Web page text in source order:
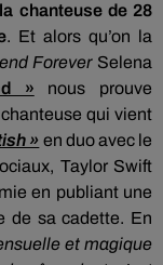
la chanteuse de 28
. Et alors qu’on la
ForeverSelena
» nous prouve
qui vient
» en duo avec le
Taylor Swift
en publiant une
de sa cadette. En
et magique